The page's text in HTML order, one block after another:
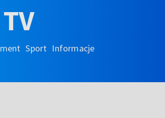
Sport Informacje